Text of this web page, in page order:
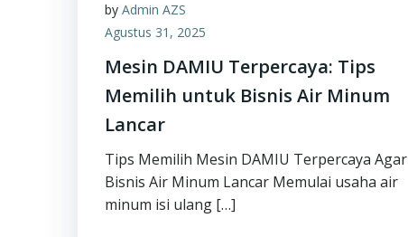
by Admin AZS
Agustus 31, 2025
Mesin DAMIU Terpercaya: Tips
Memilih untuk Bisnis Air Minum
Lancar
Tips Memilih Mesin DAMIU Terpercaya Agar
Bisnis Air Minum Lancar Memulai usaha air
minum isi ulang […]